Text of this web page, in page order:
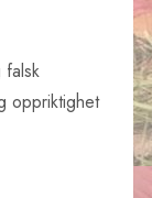
oppriktighet